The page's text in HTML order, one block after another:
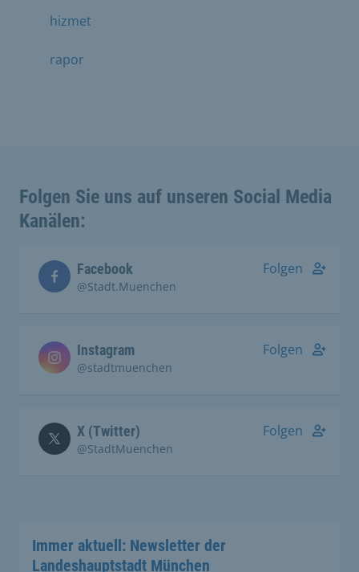
hizmet
rapor
Folgen Sie uns auf unseren Social Media
Kanälen:
Facebook
@Stadt.Muenchen
Folgen
Instagram
@stadtmuenchen
Folgen
X (Twitter)
@StadtMuenchen
Folgen
Immer aktuell: Newsletter der
Landeshauptstadt München